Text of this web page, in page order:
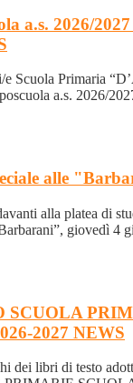
a.s. 2026/2027
Scuola Primaria
a.s. 2026/
alle
alla platea di
giovedì 4
SCUOLA
2027 NEWS
dei libri di testo